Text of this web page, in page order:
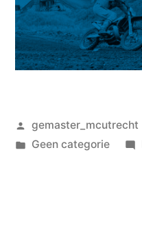
gemaster_mcutrecht
Geen categorie